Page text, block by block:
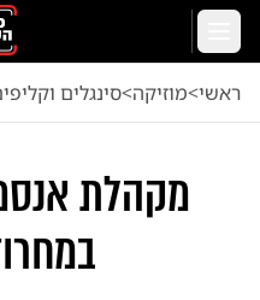
דלג לתוכן הראשי
ראשי<מוזיקה<סינגלים
מקהלת